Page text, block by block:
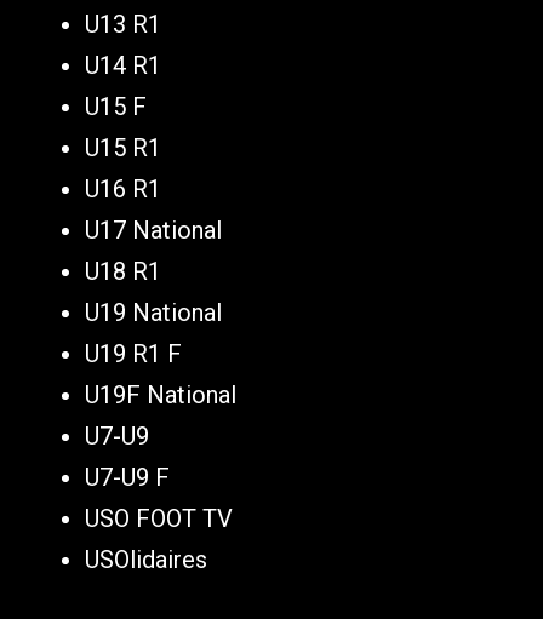
U13 R1
U14 R1
U15 F
U15 R1
U16 R1
U17 National
U18 R1
U19 National
U19 R1 F
U19F National
U7-U9
U7-U9 F
USO FOOT TV
USOlidaires